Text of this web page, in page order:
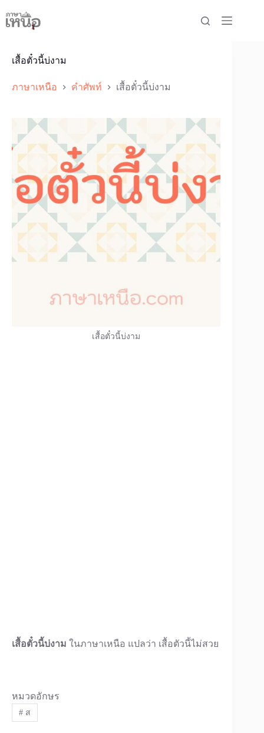
to
content
เสื้อตั๋วนี้บ่งาม
ภาษาเหนือ คำศัพท์ เสื้อตั๋วนี้บ่งาม
เสื้อตั๋วนี้บ่งาม
เสื้อตั๋วนี้บ่งาม ในภาษาเหนือ แปลว่า เสื้อตัวนี้ไม่สวย
หมวดอักษร
#ส